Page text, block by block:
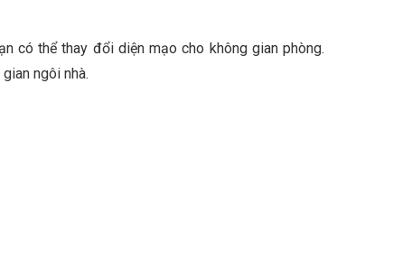
có thể thay đổi diện mạo cho không gian phòng.
ngôi nhà.